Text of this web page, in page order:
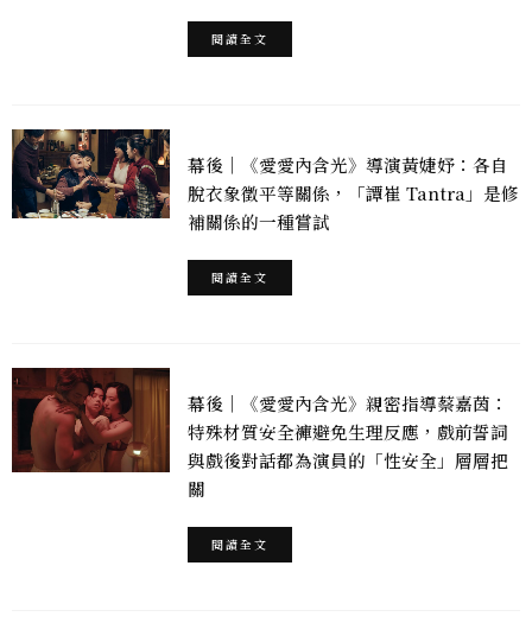
閱讀全文
幕後｜《愛愛內含光》導演黃婕妤：各自
脫衣象徵平等關係，「譚崔 Tantra」是修
補關係的一種嘗試
閱讀全文
幕後｜《愛愛內含光》親密指導蔡嘉茵：
特殊材質安全褲避免生理反應，戲前誓詞
與戲後對話都為演員的「性安全」層層把
關
閱讀全文